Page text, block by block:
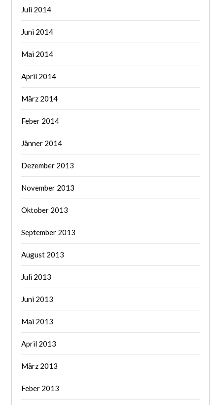
Juli 2014
Juni 2014
Mai 2014
April 2014
März 2014
Feber 2014
Jänner 2014
Dezember 2013
November 2013
Oktober 2013
September 2013
August 2013
Juli 2013
Juni 2013
Mai 2013
April 2013
März 2013
Feber 2013